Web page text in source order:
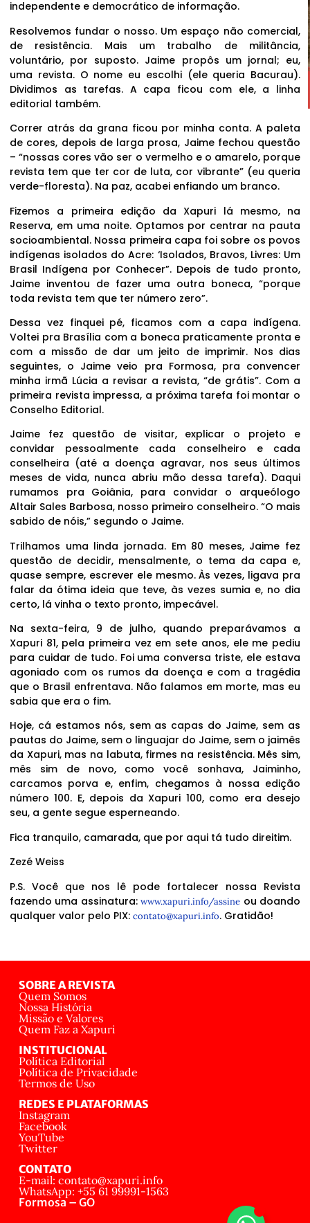
independente e democrático de informação.
Resolvemos fundar o nosso. Um espaço não comercial,
de resistência. Mais um trabalho de militância,
voluntário, por suposto. Jaime propôs um jornal; eu,
uma revista. O nome eu escolhi (ele queria Bacurau).
Dividimos as tarefas. A capa ficou com ele, a linha
editorial também.
Correr atrás da grana ficou por minha conta. A paleta
de cores, depois de larga prosa, Jaime fechou questão
– “nossas cores vão ser o vermelho e o amarelo, porque
revista tem que ter cor de luta, cor vibrante” (eu queria
verde-floresta). Na paz, acabei enfiando um branco.
Fizemos a primeira edição da Xapuri lá mesmo, na
Reserva, em uma noite. Optamos por centrar na pauta
socioambiental. Nossa primeira capa foi sobre os povos
indígenas isolados do Acre: ‘Isolados, Bravos, Livres: Um
Brasil Indígena por Conhecer”. Depois de tudo pronto,
Jaime inventou de fazer uma outra boneca, “porque
toda revista tem que ter número zero”.
Dessa vez finquei pé, ficamos com a capa indígena.
Voltei pra Brasília com a boneca praticamente pronta e
com a missão de dar um jeito de imprimir. Nos dias
seguintes, o Jaime veio pra Formosa, pra convencer
minha irmã Lúcia a revisar a revista, “de grátis”. Com a
primeira revista impressa, a próxima tarefa foi montar o
Conselho Editorial.
Jaime fez questão de visitar, explicar o projeto e
convidar pessoalmente cada conselheiro e cada
conselheira (até a doença agravar, nos seus últimos
meses de vida, nunca abriu mão dessa tarefa). Daqui
rumamos pra Goiânia, para convidar o arqueólogo
Altair Sales Barbosa, nosso primeiro conselheiro. “O mais
sabido de nóis,” segundo o Jaime.
Trilhamos uma linda jornada. Em 80 meses, Jaime fez
questão de decidir, mensalmente, o tema da capa e,
quase sempre, escrever ele mesmo. Às vezes, ligava pra
falar da ótima ideia que teve, às vezes sumia e, no dia
certo, lá vinha o texto pronto, impecável.
Na sexta-feira, 9 de julho, quando preparávamos a
Xapuri 81, pela primeira vez em sete anos, ele me pediu
para cuidar de tudo. Foi uma conversa triste, ele estava
agoniado com os rumos da doença e com a tragédia
que o Brasil enfrentava. Não falamos em morte, mas eu
sabia que era o fim.
Hoje, cá estamos nós, sem as capas do Jaime, sem as
pautas do Jaime, sem o linguajar do Jaime, sem o jaimês
da Xapuri, mas na labuta, firmes na resistência. Mês sim,
mês sim de novo, como você sonhava, Jaiminho,
carcamos porva e, enfim, chegamos à nossa edição
número 100. E, depois da Xapuri 100, como era desejo
seu, a gente segue esperneando.
Fica tranquilo, camarada, que por aqui tá tudo direitim.
Zezé Weiss
P.S. Você que nos lê pode fortalecer nossa Revista
fazendo uma assinatura:www.xapuri.info/assine ou doando
qualquer valor pelo PIX: contato@xapuri.info. Gratidão!
SOBRE A REVISTA
Quem Somos
Nossa História
Missão e Valores
Quem Faz a Xapuri
INSTITUCIONAL
Política Editorial
Política de Privacidade
Termos de Uso
REDES E PLATAFORMAS
Instagram
Facebook
YouTube
Twitter
CONTATO
E-mail: contato@xapuri.info
WhatsApp: +55 61 99991-1563
Formosa – GO